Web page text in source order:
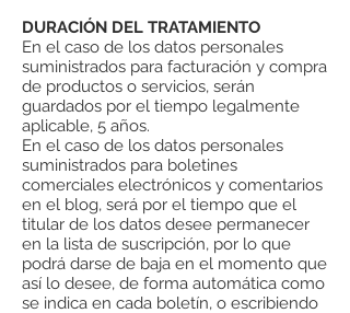
DURACIÓN DEL TRATAMIENTO
En el caso de los datos personales
suministrados para facturación y compra
de productos o servicios, serán
guardados por el tiempo legalmente
aplicable, 5 años.
En el caso de los datos personales
suministrados para boletines
comerciales electrónicos y comentarios
en el blog, será por el tiempo que el
titular de los datos desee permanecer
en la lista de suscripción, por lo que
podrá darse de baja en el momento que
así lo desee, de forma automática como
se indica en cada boletín, o escribiendo